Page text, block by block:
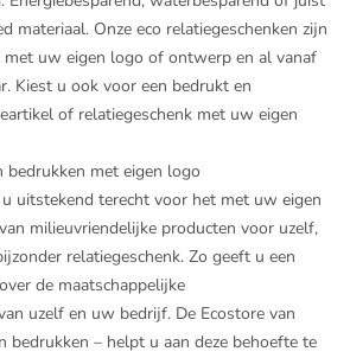
materiaal. Onze eco relatiegeschenken zijn
met uw eigen logo of ontwerp en al vanaf
Kiest u ook voor een bedrukt en
of relatiegeschenk met uw eigen
bedrukken met eigen logo
uitstekend terecht voor het met uw eigen
milieuvriendelijke producten voor uzelf,
relatiegeschenk. Zo geeft u een
de maatschappelijke
uzelf en uw bedrijf. De Ecostore van
bedrukken – helpt u aan deze behoefte te